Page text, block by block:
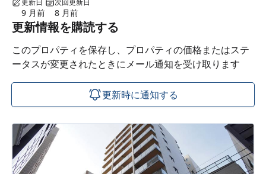
更新日
9 月前
次回更新日
8 月前
更新情報を購読する
このプロパティを保存し、プロパティの価格またはステ
ータスが変更されたときにメール通知を受け取ります
更新時に通知する